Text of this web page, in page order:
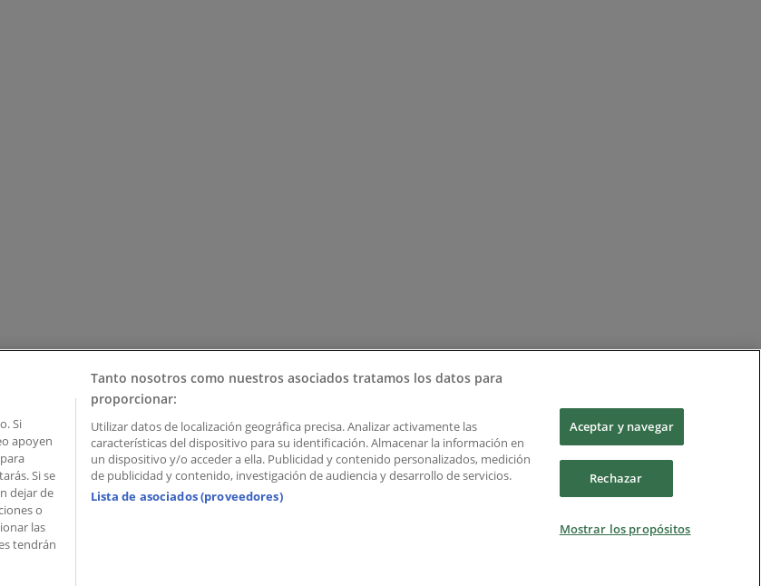
– 08039 Barcelona, Spain
Si
apoyen
Si se
dejar de
o
las
tendrán
Tanto nosotros como nuestros asociados tratamos los datos para
proporcionar:
Utilizar datos de localización geográfica precisa. Analizar activamente las
características del dispositivo para su identificación. Almacenar la información en
un dispositivo y/o acceder a ella. Publicidad y contenido personalizados, medición
de publicidad y contenido, investigación de audiencia y desarrollo de servicios.
Lista de asociados (proveedores)
Aceptar y navegar
Rechazar
Mostrar los propósitos